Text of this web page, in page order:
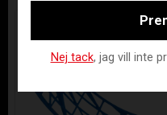
Nej tack, jag vill inte